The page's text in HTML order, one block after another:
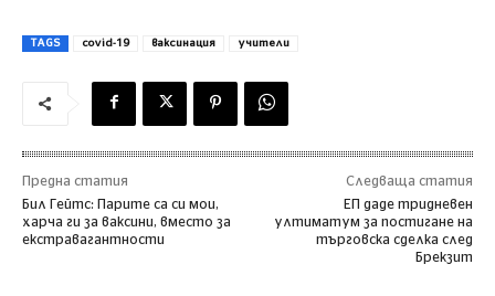
TAGS covid-19 ваксинация учители
Предна статия
Бил Гейтс: Парите са си мои,
харча ги за ваксини, вместо за
екстравагантности
Следваща статия
ЕП даде тридневен
ултиматум за постигане на
търговска сделка след
Брекзит